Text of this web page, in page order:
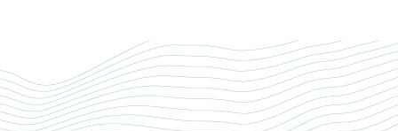
er
riktig
adressat?